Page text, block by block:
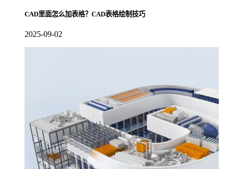
CAD里面怎么加表格？CAD表格绘制技巧
2025-09-02